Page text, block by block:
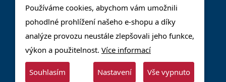
Používáme cookies, abychom vám umožnili
pohodlné prohlížení našeho e-shopu a díky
analýze provozu neustále zlepšovali jeho funkce,
výkon a použitelnost. Více informací
Souhlasím Nastavení Vše vypnuto